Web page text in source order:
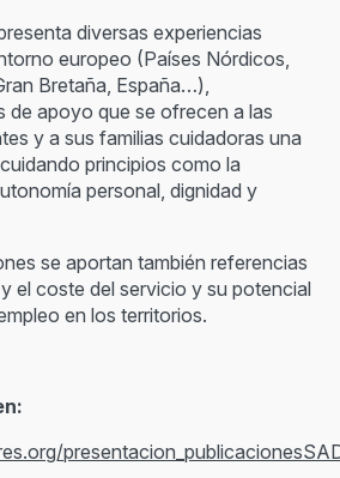
diversas experiencias
europeo (Países Nórdicos,
Bretaña, España…),
de apoyo que se ofrecen a las
y a sus familias cuidadoras una
principios como la
personal, dignidad y
se aportan también referencias
el coste del servicio y su potencial
en los territorios.